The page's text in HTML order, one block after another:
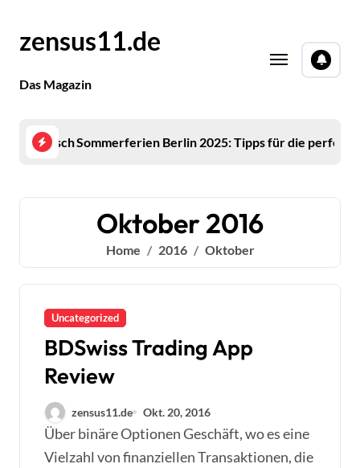
contentzensus11.de
Das Magazin
Zinsschwankungen und Trends
Sommerferien Berlin 2025: Tipps für die perfekte
Oktober 2016
Home 2016 Oktober
Uncategorized
BDSwiss Trading App
Review
zensus11.de Okt. 20, 2016
Über binäre Optionen Geschäft, wo es eine
Vielzahl von finanziellen Transaktionen, die